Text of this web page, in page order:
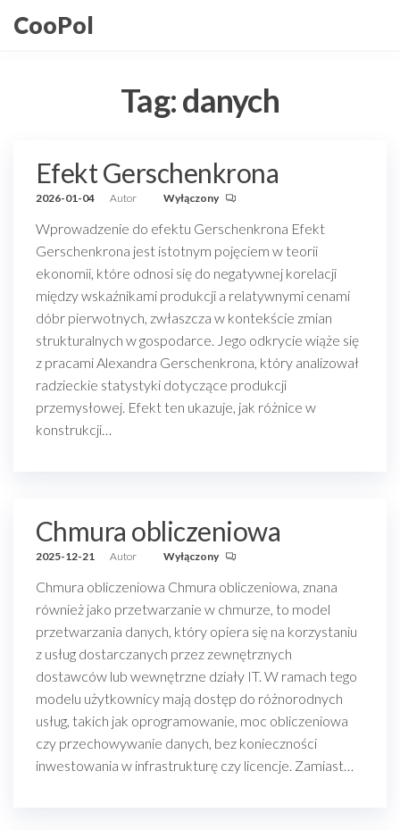
doCooPol
Tag:danych
Efekt Gerschenkrona
2026-01-04 Autor Wyłączony
Wprowadzenie do efektu Gerschenkrona Efekt
Gerschenkrona jest istotnym pojęciem w teorii
ekonomii, które odnosi się do negatywnej korelacji
między wskaźnikami produkcji a relatywnymi cenami
dóbr pierwotnych, zwłaszcza w kontekście zmian
strukturalnych w gospodarce. Jego odkrycie wiąże się
z pracami Alexandra Gerschenkrona, który analizował
radzieckie statystyki dotyczące produkcji
przemysłowej. Efekt ten ukazuje, jak różnice w
konstrukcji…
Chmura obliczeniowa
2025-12-21 Autor Wyłączony
Chmura obliczeniowa Chmura obliczeniowa, znana
również jako przetwarzanie w chmurze, to model
przetwarzania danych, który opiera się na korzystaniu
z usług dostarczanych przez zewnętrznych
dostawców lub wewnętrzne działy IT. W ramach tego
modelu użytkownicy mają dostęp do różnorodnych
usług, takich jak oprogramowanie, moc obliczeniowa
czy przechowywanie danych, bez konieczności
inwestowania w infrastrukturę czy licencje. Zamiast…